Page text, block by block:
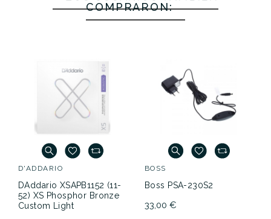
25,00 € 25,00 €
COMPRARON:
D'ADDARIO
DAddario XSAPB1152 (11-
52) XS Phosphor Bronze
Custom Light
BOSS
Boss PSA-230S2
33,00 €